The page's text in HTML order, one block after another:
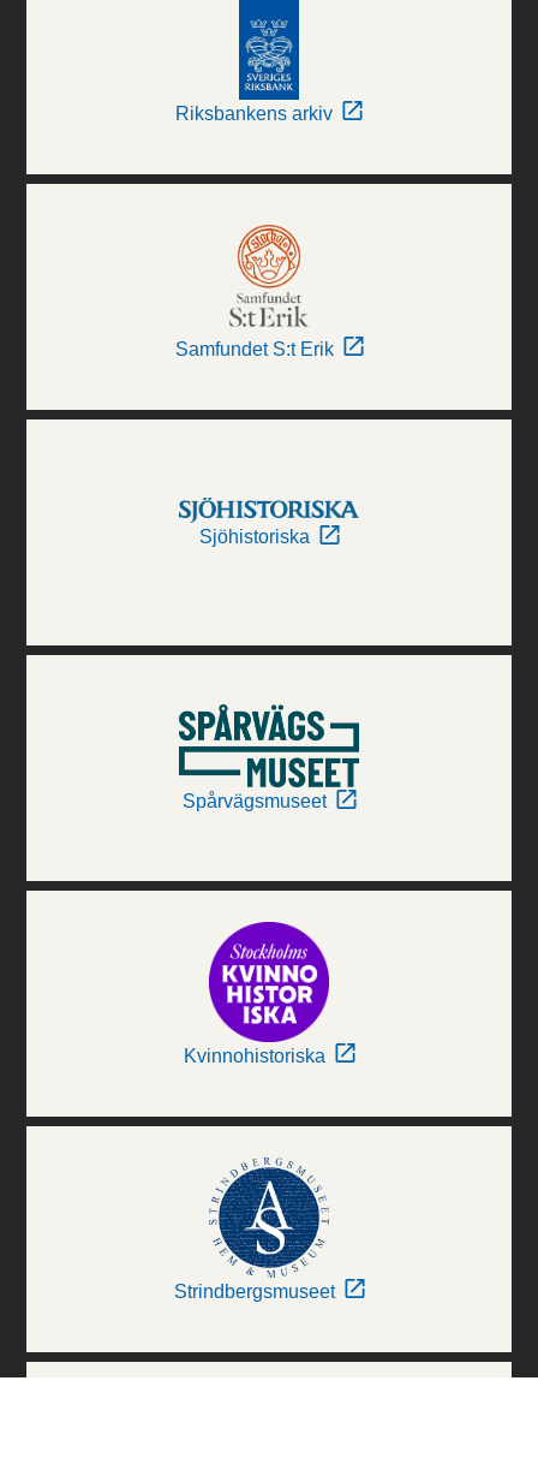
Riksbankens arkiv
Samfundet S:t Erik
Sjöhistoriska
Spårvägsmuseet
Kvinnohistoriska
Strindbergsmuseet